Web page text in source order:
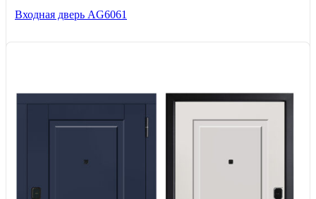
Входная дверь AG6061